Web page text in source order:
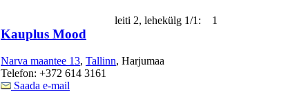
leiti 2, lehekülg 1/1: 1
Kauplus Mood
Narva maantee 13, Tallinn, Harjumaa
Telefon: +372 614 3161
Saada e-mail